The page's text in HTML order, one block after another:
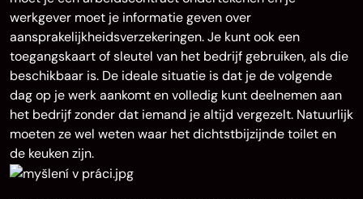
werkgever moet je informatie geven over
aansprakelijkheidsverzekeringen. Je kunt ook een
toegangskaart of sleutel van het bedrijf gebruiken, als die
beschikbaar is. De ideale situatie is dat je de volgende
dag op je werk aankomt en volledig kunt deelnemen aan
het bedrijf zonder dat iemand je altijd vergezelt. Natuurlijk
moeten ze wel weten waar het dichtstbijzijnde toilet en
de keuken zijn.